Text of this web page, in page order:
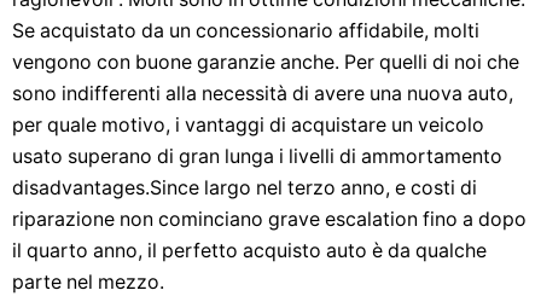
Se acquistato da un concessionario affidabile, molti
vengono con buone garanzie anche. Per quelli di noi che
sono indifferenti alla necessità di avere una nuova auto,
per quale motivo, i vantaggi di acquistare un veicolo
usato superano di gran lunga i livelli di ammortamento
disadvantages.Since largo nel terzo anno, e costi di
riparazione non cominciano grave escalation fino a dopo
il quarto anno, il perfetto acquisto auto è da qualche
parte nel mezzo.